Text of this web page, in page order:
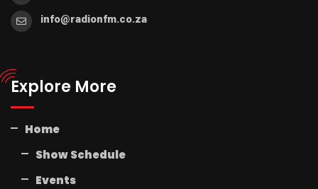
info@radionfm.co.za
Explore More
Home
Show Schedule
Events